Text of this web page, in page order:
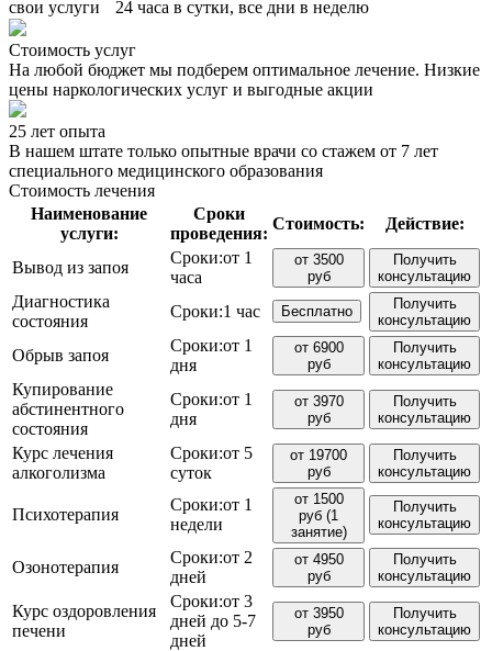
свои услуги 24 часа в сутки, все дни в неделю
Стоимость услуг
На любой бюджет мы подберем оптимальное лечение. Низкие
цены наркологических услуг и выгодные акции
25 лет опыта
В нашем штате только опытные врачи со стажем от 7 лет
специального медицинского образования
Стоимость лечения
Наименование
услуги:
Сроки
проведения:
Стоимость: Действие:
Вывод из запоя
Сроки:от 1
часа
от 3500
руб
Получить
консультацию
Диагностика
состояния
Сроки:1 час Бесплатно
Получить
консультацию
Обрыв запоя
Сроки:от 1
дня
от 6900
руб
Получить
консультацию
Купирование
абстинентного
состояния
Сроки:от 1
дня
от 3970
руб
Получить
консультацию
Курс лечения
алкоголизма
Сроки:от 5
суток
от 19700
руб
Получить
консультацию
Психотерапия
Сроки:от 1
недели
от 1500
руб (1
занятие)
Получить
консультацию
Озонотерапия
Сроки:от 2
дней
от 4950
руб
Получить
консультацию
Курс оздоровления
печени
Сроки:от 3
дней до 5-7
дней
от 3950
руб
Получить
консультацию